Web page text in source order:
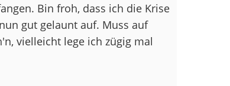
Bin froh, dass ich die Krise
gut gelaunt auf. Muss auf
vielleicht lege ich zügig mal